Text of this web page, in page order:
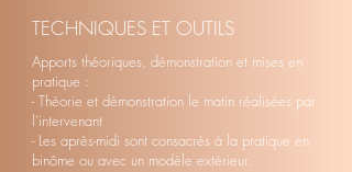
TECHNIQUES ET OUTILS
Apports théoriques, démonstration et mises en
pratique :
- Théorie et démonstration le matin réalisées par
l’intervenant
- Les après-midi sont consacrés à la pratique en
binôme ou avec un modèle extérieur.